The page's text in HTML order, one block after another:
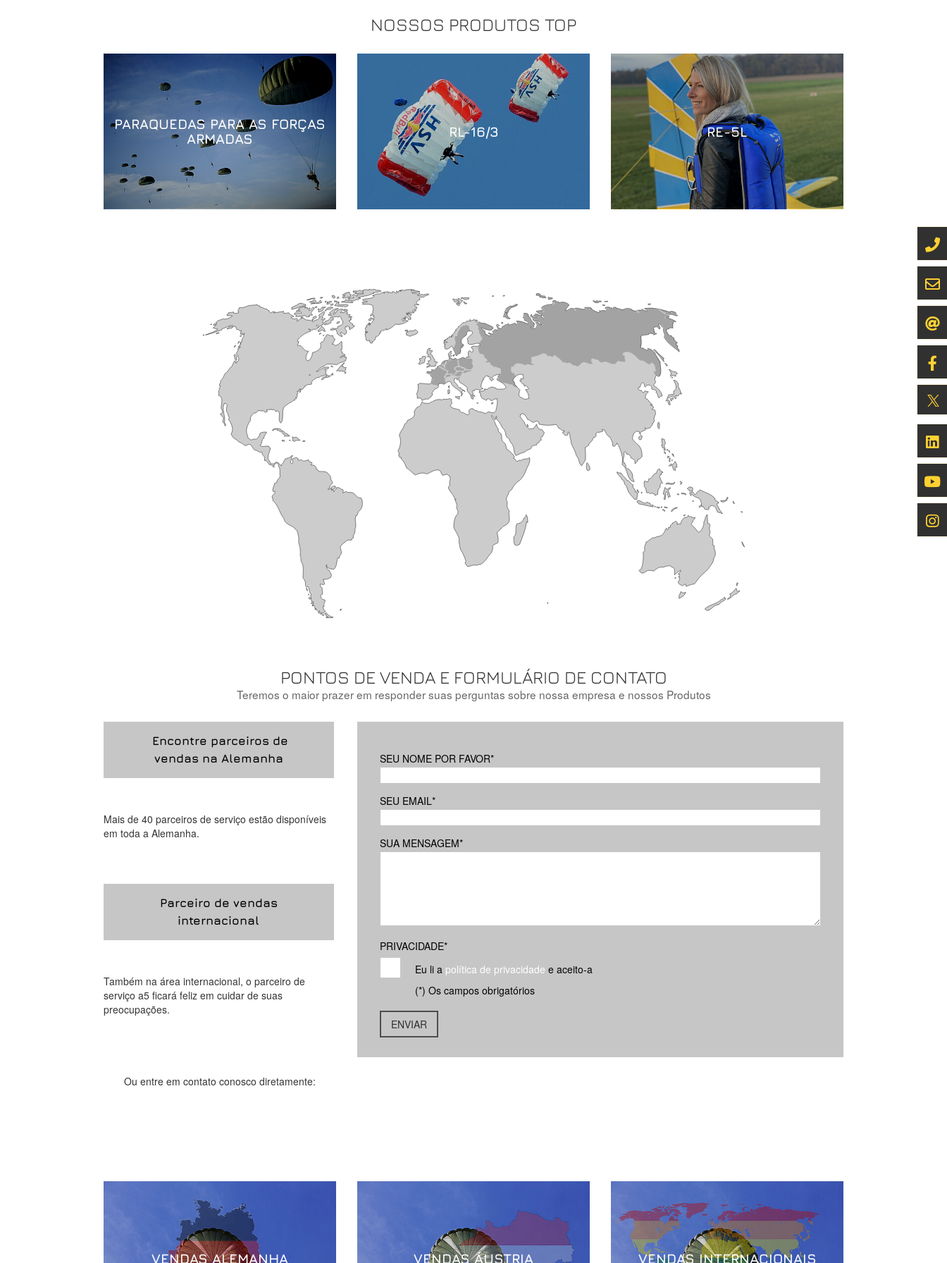
NOSSOS PRODUTOS TOP
PARAQUEDAS PARA AS FORÇAS
ARMADAS
RL-16/3 RE-5L
PONTOS DE VENDA E FORMULÁRIO DE CONTATO
Teremos o maior prazer em responder suas perguntas sobre nossa empresa e nossos Produtos
Encontre parceiros de
vendas na Alemanha
Mais de 40 parceiros de serviço estão disponíveis
em toda a Alemanha.
Parceiro de vendas
internacional
Também na área internacional, o parceiro de
serviço a5 ficará feliz em cuidar de suas
preocupações.
Ou entre em contato conosco diretamente:
SEU NOME POR FAVOR*
SEU EMAIL*
SUA MENSAGEM*
PRIVACIDADE*
Eu li a política de privacidade e aceito-a
(*) Os campos obrigatórios
VENDAS ALEMANHA VENDAS ÁUSTRIA VENDAS INTERNACIONAIS